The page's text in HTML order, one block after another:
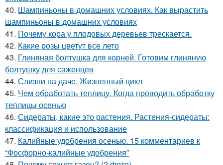
40. Шампиньоны в домашних условиях. Как вырастить
шампиньоны в домашних условиях
41. Почему кора у плодовых деревьев трескается.
42. Какие розы цветут все лето
43. Глиняная болтушка для корней. Готовим глиняную
болтушку для саженцев
44. Слизни на даче. Жизненный цикл
45. Чем обработать теплицу. Когда проводить обработку
теплицы осенью
46. Сидераты, какие это растения. Растения-сидераты:
классификация и использование
47. Калийные удобрения осенью. 15 комментариев к
“Фосфорно-калийные удобрения”